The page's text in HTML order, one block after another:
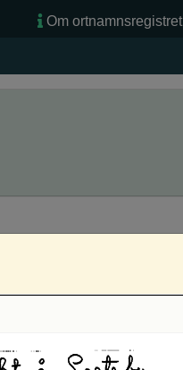
Om ortnamnsregistret